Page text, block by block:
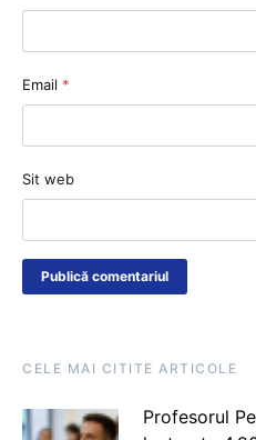
Email *
Sit web
CELE MAI CITITE ARTICOLE
Profesorul